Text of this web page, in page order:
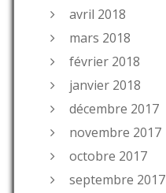
avril 2018
mars 2018
février 2018
janvier 2018
décembre 2017
novembre 2017
octobre 2017
septembre 2017